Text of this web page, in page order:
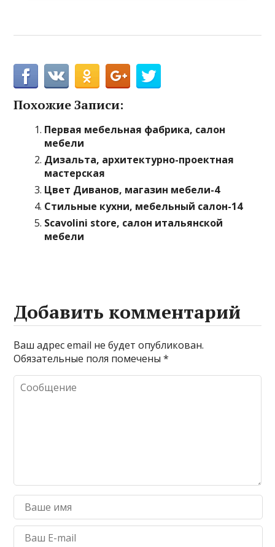
Похожие Записи:
Первая мебельная фабрика, салон
мебели
Дизальта, архитектурно-проектная
мастерская
Цвет Диванов, магазин мебели-4
Стильные кухни, мебельный салон-14
Scavolini store, салон итальянской
мебели
Добавить комментарий
Ваш адрес email не будет опубликован.
Обязательные поля помечены*